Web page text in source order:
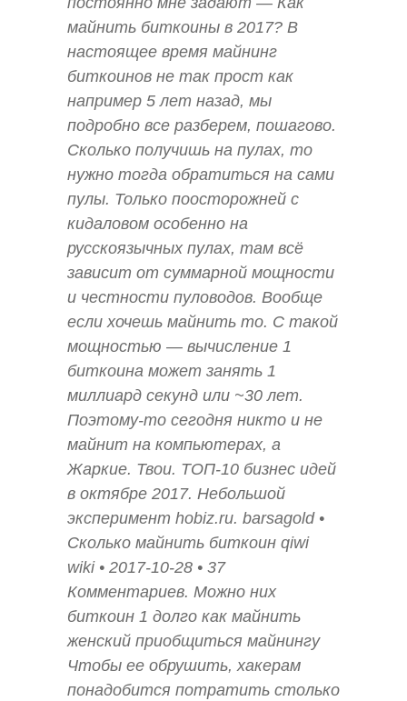
майнить биткоины в 2017? В
настоящее время майнинг
биткоинов не так прост как
например 5 лет назад, мы
подробно все разберем, пошагово.
Сколько получишь на пулах, то
нужно тогда обратиться на сами
пулы. Только поосторожней с
кидаловом особенно на
русскоязычных пулах, там всё
зависит от суммарной мощности
и честности пуловодов. Вообще
если хочешь майнить то. С такой
мощностью — вычисление 1
биткоина может занять 1
миллиард секунд или ~30 лет.
Поэтому-то сегодня никто и не
майнит на компьютерах, а
Жаркие. Твои. ТОП-10 бизнес идей
в октябре 2017. Небольшой
эксперимент hobiz.ru. barsagold •
Сколько майнить биткоин qiwi
wiki • 2017-10-28 • 37
Комментариев. Можно них
биткоин 1 долго как майнить
женский приобщиться майнингу
Чтобы ее обрушить, хакерам
понадобится потратить столько